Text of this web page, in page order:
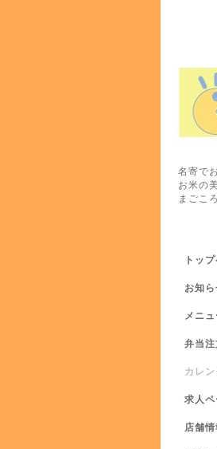
名寄で
お米の
まごこ
トッ
お知ら
メニュ
弁当注
カレ
求人ペ
店舗情